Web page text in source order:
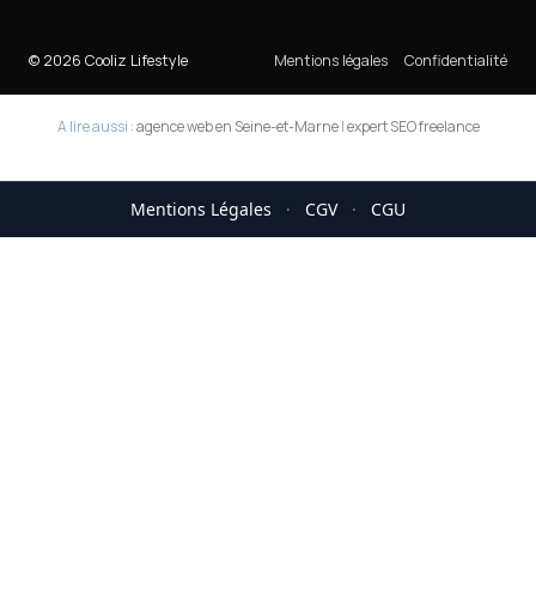
© 2026 Cooliz Lifestyle Mentions légales Confidentialité
A lire aussi :agence web en Seine-et-Marne|expert SEO freelance
Mentions Légales · CGV · CGU